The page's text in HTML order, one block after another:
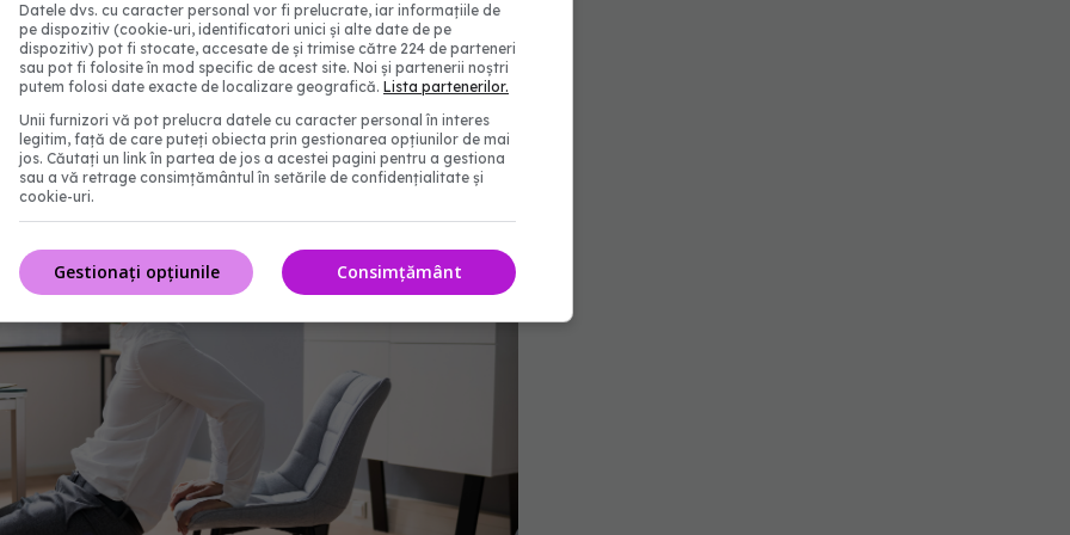
Care e mai sănătos, de fapt. Cum alegi între
Datele dvs. cu caracter personal vor fi prelucrate, iar informațiile de
pe dispozitiv (cookie-uri, identificatori unici și alte date de pe
dispozitiv) pot fi stocate, accesate de și trimise către 224 de parteneri
sau pot fi folosite în mod specific de acest site. Noi și partenerii noștri
putem folosi date exacte de localizare geografică. Lista partenerilor.
Unii furnizori vă pot prelucra datele cu caracter personal în interes
legitim, față de care puteți obiecta prin gestionarea opțiunilor de mai
jos. Căutați un link în partea de jos a acestei pagini pentru a gestiona
sau a vă retrage consimțământul în setările de confidențialitate și
cookie-uri.
Consimțământ
Gestionați opțiunile